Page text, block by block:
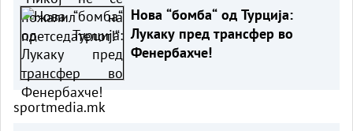
Нова “бомба“ од Турција:
Лукаку пред трансфер во
Фенербахче!
sportmedia.mk